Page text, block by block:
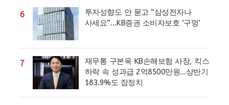
6
투자성향도 안 묻고 “삼성전자나
사세요”…KB증권 소비자보호 ‘구멍’
7
재무통 구본욱 KB손해보험 사장, 킥스
하락 속 성과급 2억8500만원…상반기
183.9%도 잠정치